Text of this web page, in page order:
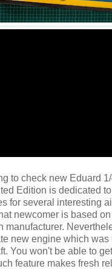
to check new Eduard
Edition is dedicated
for several interesting
newcomer is based
manufacturer.
new engine which was
You won't be able to
feature makes fresh